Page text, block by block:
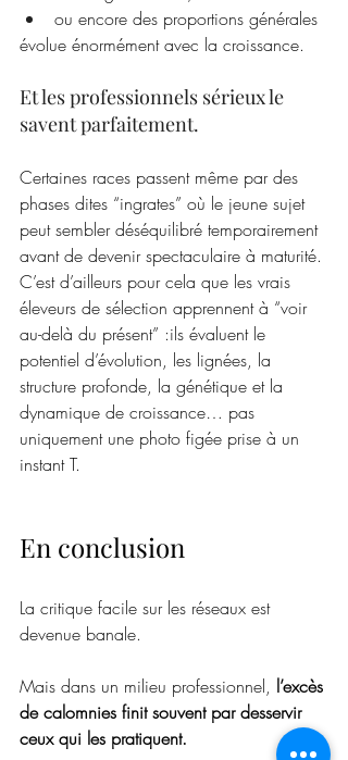
ou encore des proportions générales
évolue énormément avec la croissance.
Et les professionnels sérieux le
savent parfaitement.
Certaines races passent même par des
phases dites “ingrates” où le jeune sujet
peut sembler déséquilibré temporairement
avant de devenir spectaculaire à maturité.
C’est d’ailleurs pour cela que les vrais
éleveurs de sélection apprennent à “voir
au-delà du présent” :ils évaluent le
potentiel d’évolution, les lignées, la
structure profonde, la génétique et la
dynamique de croissance… pas
uniquement une photo figée prise à un
instant T.
En conclusion
La critique facile sur les réseaux est
devenue banale.
Mais dans un milieu professionnel, l’excès
de calomnies finit souvent par desservir
ceux qui les pratiquent.